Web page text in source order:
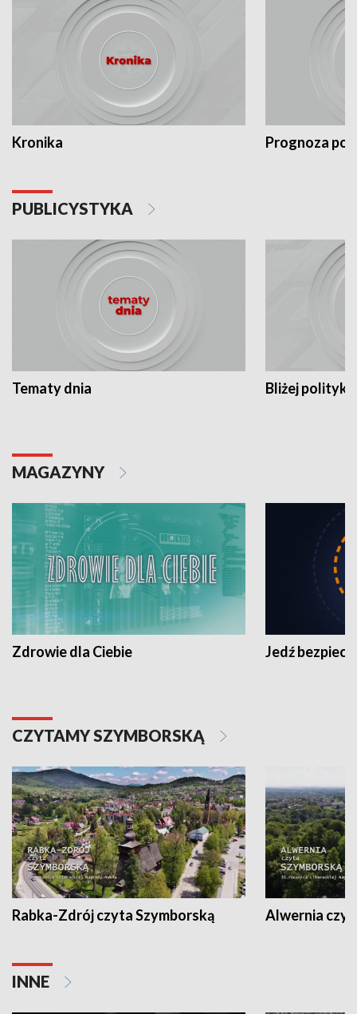
Kronika Prognoza
PUBLICYSTYKA
Tematy dnia Bliżej polityki
MAGAZYNY
Zdrowie dla Ciebie Jedź
CZYTAMY SZYMBORSKĄ
Rabka-Zdrój czyta Szymborską Alwernia
INNE